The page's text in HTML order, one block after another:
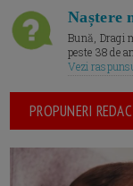
Naștere
Bună, Dragi
peste 38 de
Vezi
PROPUNERI